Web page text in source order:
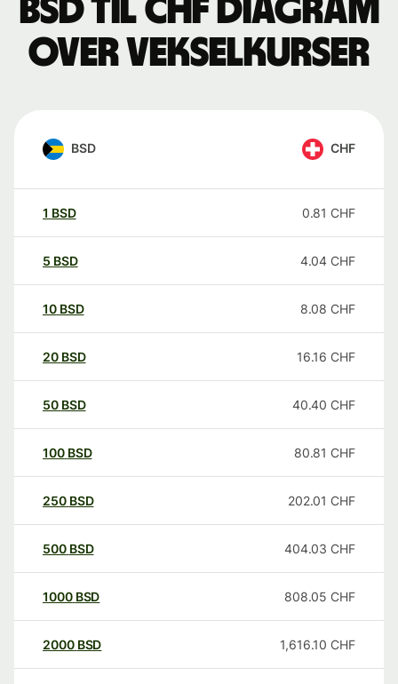
BSD til CHF Diagram
over vekselkurser
BSD CHF
1 BSD 0.81 CHF
5 BSD 4.04 CHF
10 BSD 8.08 CHF
20 BSD 16.16 CHF
50 BSD 40.40 CHF
100 BSD 80.81 CHF
250 BSD 202.01 CHF
500 BSD 404.03 CHF
1000 BSD 808.05 CHF
2000 BSD 1,616.10 CHF